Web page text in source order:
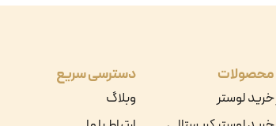
محصولات
خرید لوستر
دسترسی سریع
وبلاگ